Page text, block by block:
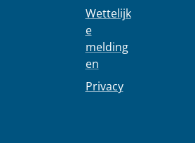
Wettelijk
e
melding
en
Privacy